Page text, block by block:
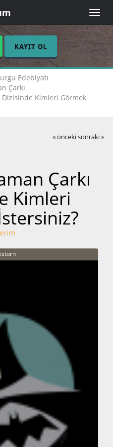
Toggle
KAYIT OL
Edebiyatı
Çarkı
Dizisinde Kimleri Görmek
« önceki sonraki »
Çarkı
Kimleri